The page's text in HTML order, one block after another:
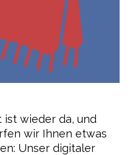
ist wieder da, und
wir Ihnen etwas
Unser digitaler